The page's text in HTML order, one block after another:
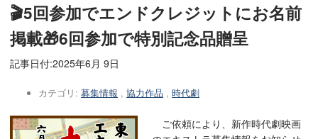
🎬5回参加でエンドクレジットにお名前
掲載🎁6回参加で特別記念品贈呈
記事日付:2025年6月 9日
カテゴリ: 募集情報 , 協力作品 , 時代劇
ご依頼により、新作時代劇映画